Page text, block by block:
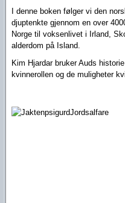
I denne boken følger vi den
djuptenkte gjennom en over
Norge til voksenlivet i Irland,
alderdom på Island.
Kim Hjardar bruker Auds
kvinnerollen og de muligheter